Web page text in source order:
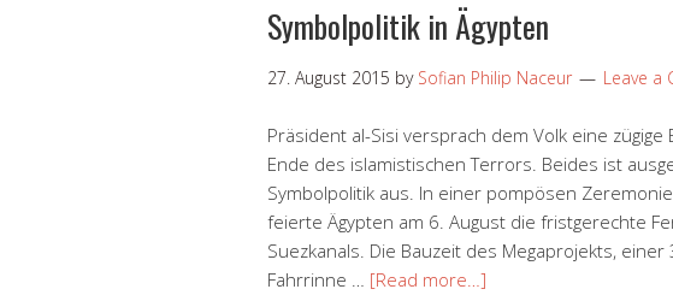
Symbolpolitik in Ägypten
27. August 2015 by Sofian Philip Naceur Leave a
Präsident al-Sisi versprach dem Volk eine
Ende des islamistischen Terrors. Beides ist
Symbolpolitik aus. In einer pompösen
feierte Ägypten am 6. August die fristgerechte
Suezkanals. Die Bauzeit des Megaprojekts,
Fahrrinne … [Read more…]